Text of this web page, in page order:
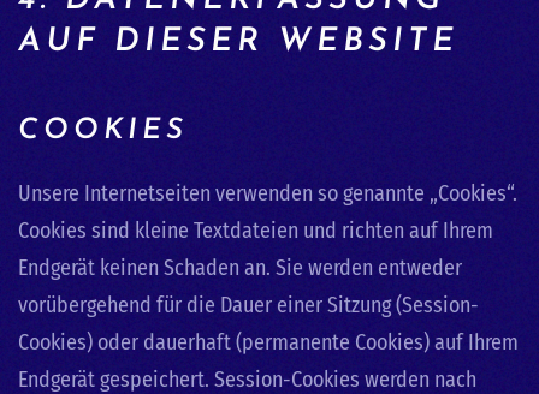
AUF DIESER WEBSITE
COOKIES
Unsere Internetseiten verwenden so genannte „Cookies“.
Cookies sind kleine Textdateien und richten auf Ihrem
Endgerät keinen Schaden an. Sie werden entweder
vorübergehend für die Dauer einer Sitzung (Session-
Cookies) oder dauerhaft (permanente Cookies) auf Ihrem
Endgerät gespeichert. Session-Cookies werden nach